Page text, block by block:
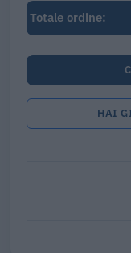
Totale ordine:
HAI